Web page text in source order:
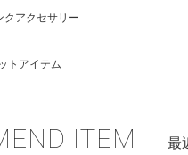
クアクセサリー
トアイテム
ITEM 最